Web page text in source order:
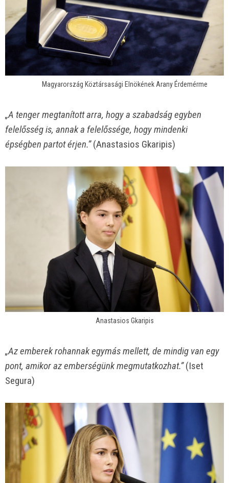
Magyarország Köztársasági Elnökének Arany Érdemérme
„A tenger megtanított arra, hogy a szabadság egyben
felelősség is, annak a felelőssége, hogy mindenki
épségben partot érjen.”(Anastasios Gkaripis)
Anastasios Gkaripis
„Az emberek rohannak egymás mellett, de mindig van egy
pont, amikor az emberségünk megmutatkozhat.”(Iset
Segura)